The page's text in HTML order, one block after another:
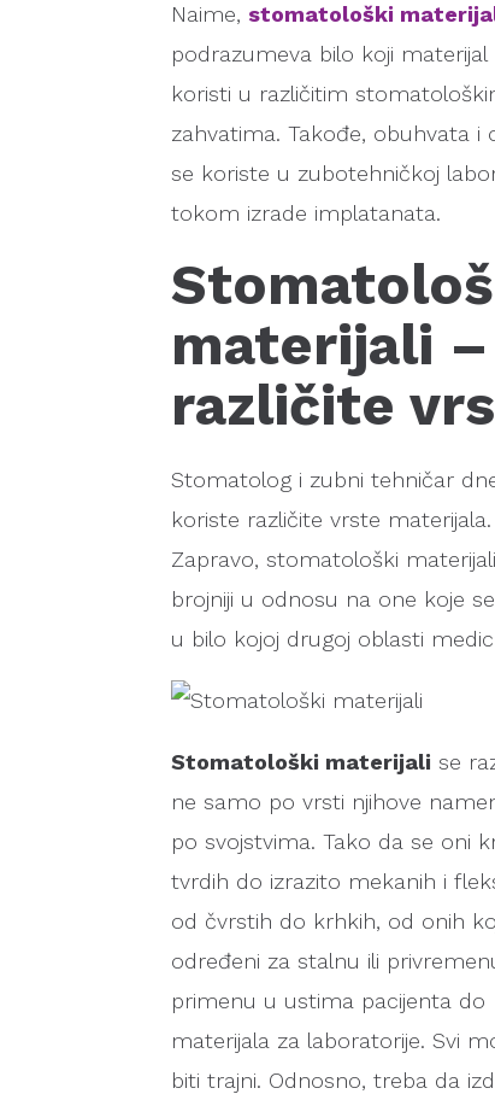
Naime, stomatološki
podrazumeva bilo koji materijal
koristi u različitim
zahvatima. Takođe, obuhvata i
se koriste u zubotehničkoj
tokom izrade implatanata.
materijali –
različite
Stomatolog i zubni tehničar
koriste različite vrste materijala.
Zapravo, stomatološki
brojniji u odnosu na one koje
u bilo kojoj drugoj oblasti
Stomatološki materijali se
ne samo po vrsti njihove
po svojstvima. Tako da se oni
tvrdih do izrazito mekanih i
od čvrstih do krhkih, od onih
određeni za stalnu ili
primenu u ustima pacijenta do
materijala za laboratorije. Svi
biti trajni. Odnosno, treba da